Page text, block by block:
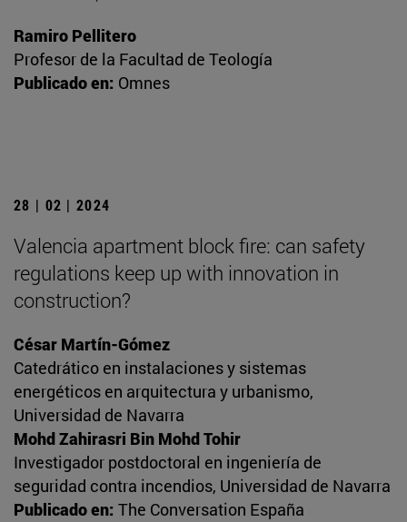
Ramiro Pellitero
Profesor de la Facultad de Teología
Publicado en: Omnes
28 | 02 | 2024
Valencia apartment block fire: can safety
regulations keep up with innovation in
construction?
César Martín-Gómez
Catedrático en instalaciones y sistemas
energéticos en arquitectura y urbanismo,
Universidad de Navarra
Mohd Zahirasri Bin Mohd Tohir
Investigador postdoctoral en ingeniería de
seguridad contra incendios, Universidad de Navarra
Publicado en: The Conversation España